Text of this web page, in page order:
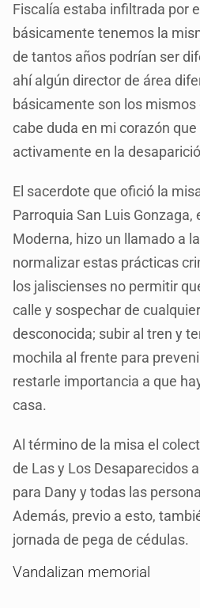
Fiscalía estaba infiltrada por
básicamente tenemos la
de tantos años podrían ser
ahí algún director de área
básicamente son los
cabe duda en mi corazón
activamente en la
El sacerdote que ofició la
Parroquia San Luis
Moderna, hizo un llamado a
normalizar estas prácticas
los jaliscienses no permitir
calle y sospechar de
desconocida; subir al tren y
mochila al frente para
restarle importancia a que
casa.
Al término de la misa el
de Las y Los Desaparecidos
para Dany y todas las
Además, previo a esto,
jornada de pega de cédulas.
Vandalizan memorial